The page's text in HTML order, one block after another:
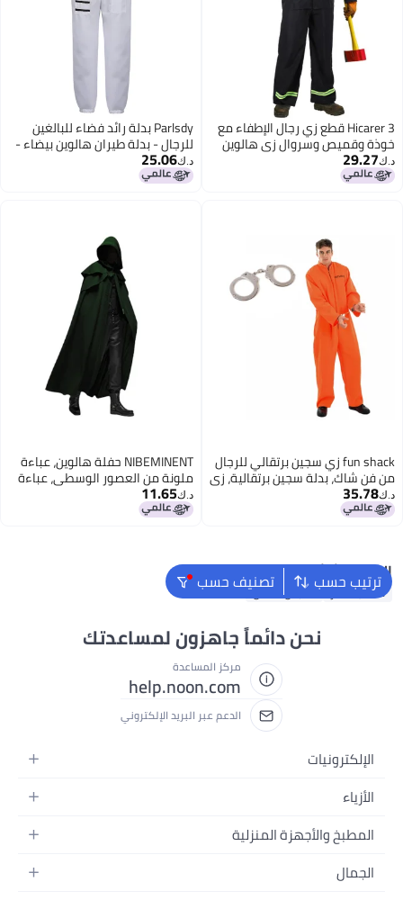
Hicarer 3 قطع زي رجال الإطفاء مع
خوذة وقميص وسروال زي هالوين
للحفلات (كبير)
د.ك‏29.27
Parlsdy بدلة رائد فضاء للبالغين
للرجال - بدلة طيران هالوين بيضاء -
S
د.ك‏25.06
fun shack زي سجين برتقالي للرجال
من فن شاك، بدلة سجين برتقالية، زي
سجن للرجال، زي سجين برتقالي، زي
سجين مقاس كبير جداً
د.ك‏35.78
NIBEMINENT حفلة هالوين، عباءة
ملونة من العصور الوسطى، عباءة
طويلة للرجال على الطراز القوطي
د.ك‏11.65
ترتيب حسب تصنيف حسب البحث الشائع
حقائب ظهر ملابس اطفال
نحن دائماً جاهزون لمساعدتك
مركز المساعدة
help.noon.com
الدعم عبر البريد الإلكتروني
الإلكترونيات
الجوالات
اللابتوبات
الأجهزة المنزلية
الأزياء
أزياء نسائية
أزياء البنات
المطبخ والأجهزة المنزلية
الحمام
الجمال